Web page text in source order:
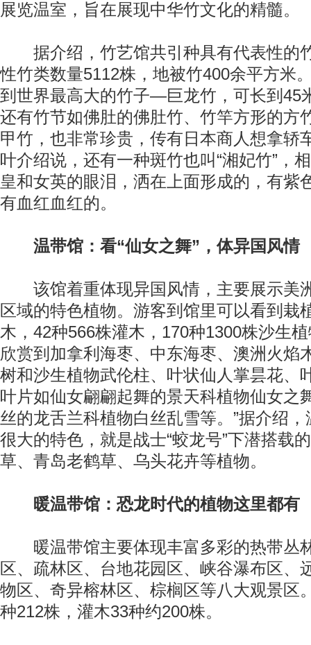
展览温室，旨在展现中华竹文化的精髓。
据介绍，竹艺馆共引种具有代表性的
性竹类数量5112株，地被竹400余平方米
到世界最高大的竹子—巨龙竹，可长到45
还有竹节如佛肚的佛肚竹、竹竿方形的方
甲竹，也非常珍贵，传有日本商人想拿轿
叶介绍说，还有一种斑竹也叫“湘妃竹”，
皇和女英的眼泪，洒在上面形成的，有紫
有血红血红的。
温带馆：看“仙女之舞”，体异国风情
该馆着重体现异国风情，主要展示美
区域的特色植物。游客到馆里可以看到栽
木，42种566株灌木，170种1300株沙生
欣赏到加拿利海枣、中东海枣、澳洲火焰
树和沙生植物武伦柱、叶状仙人掌昙花、
叶片如仙女翩翩起舞的景天科植物仙女之
丝的龙舌兰科植物白丝乱雪等。”据介绍
很大的特色，就是战士“蛟龙号”下潜搭载
草、青岛老鹤草、乌头花卉等植物。
暖温带馆：恐龙时代的植物这里都有
暖温带馆主要体现丰富多彩的热带丛
区、疏林区、台地花园区、峡谷瀑布区、
物区、奇异榕林区、棕榈区等八大观景区
种212株，灌木33种约200株。